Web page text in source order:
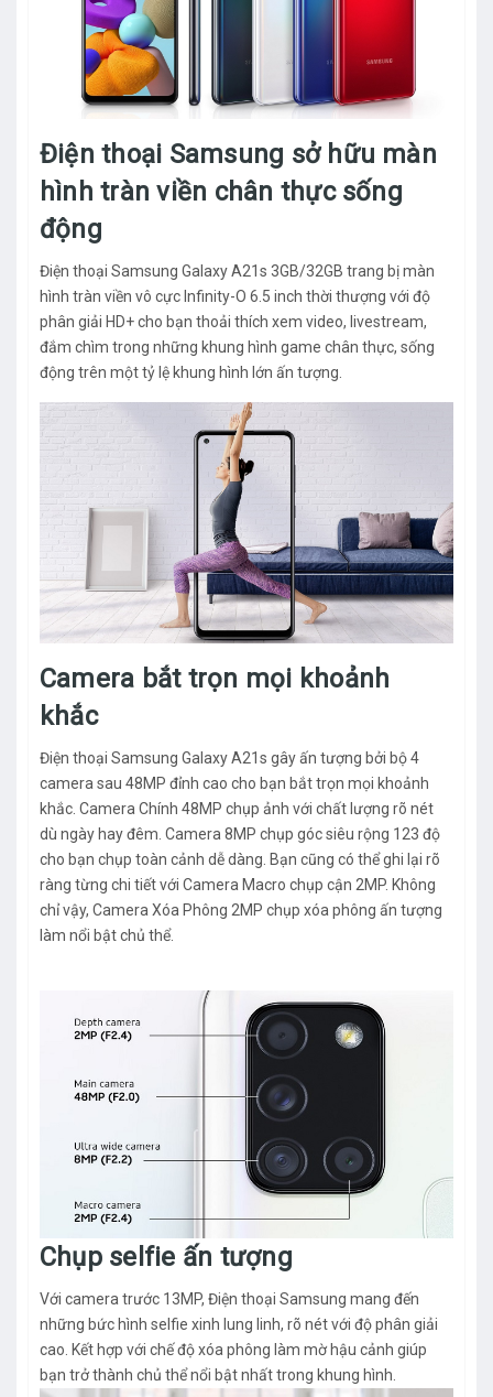
Điện thoại Samsung sở hữu màn
hình tràn viền chân thực sống
động
Điện thoại Samsung Galaxy A21s 3GB/32GB trang bị màn
hình tràn viền vô cực Infinity-O 6.5 inch thời thượng với độ
phân giải HD+ cho bạn thoải thích xem video, livestream,
đắm chìm trong những khung hình game chân thực, sống
động trên một tỷ lệ khung hình lớn ấn tượng.
Camera bắt trọn mọi khoảnh
khắc
Điện thoại Samsung Galaxy A21s gây ấn tượng bởi bộ 4
camera sau 48MP đỉnh cao cho bạn bắt trọn mọi khoảnh
khắc. Camera Chính 48MP chụp ảnh với chất lượng rõ nét
dù ngày hay đêm. Camera 8MP chụp góc siêu rộng 123 độ
cho bạn chụp toàn cảnh dễ dàng. Bạn cũng có thể ghi lại rõ
ràng từng chi tiết với Camera Macro chụp cận 2MP. Không
chỉ vậy, Camera Xóa Phông 2MP chụp xóa phông ấn tượng
làm nổi bật chủ thể.
Chụp selfie ấn tượng
Với camera trước 13MP, Điện thoại Samsung mang đến
những bức hình selfie xinh lung linh, rõ nét với độ phân giải
cao. Kết hợp với chế độ xóa phông làm mờ hậu cảnh giúp
bạn trở thành chủ thể nổi bật nhất trong khung hình.